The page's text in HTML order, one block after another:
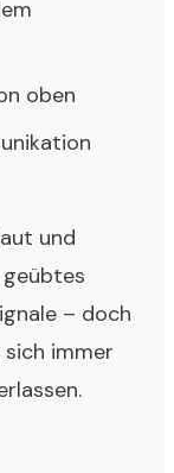
oben
und
– doch
immer